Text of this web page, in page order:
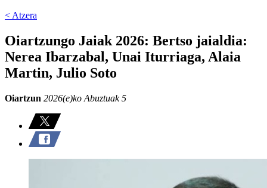
< Atzera
Oiartzungo Jaiak 2026: Bertso jaialdia:
Nerea Ibarzabal, Unai Iturriaga, Alaia
Martin, Julio Soto
Oiartzun 2026(e)ko Abuztuak 5